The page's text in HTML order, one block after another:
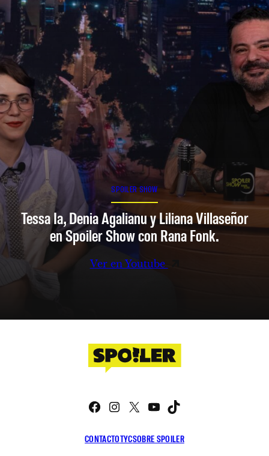
SPOILER SHOW
Tessa Ia, Denia Agalianu y Liliana Villaseñor
en Spoiler Show con Rana Fonk.
Ver en Youtube
CONTACTOTYCSOBRE SPOILER
Facebook
Instagram
X YouTube